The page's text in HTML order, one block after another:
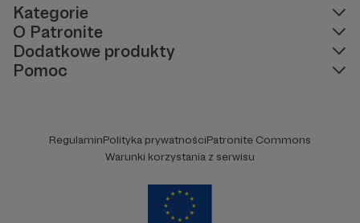
Kategorie
O Patronite
Dodatkowe produkty
Pomoc
RegulaminPolityka prywatnościPatronite Commons
Warunki korzystania z serwisu